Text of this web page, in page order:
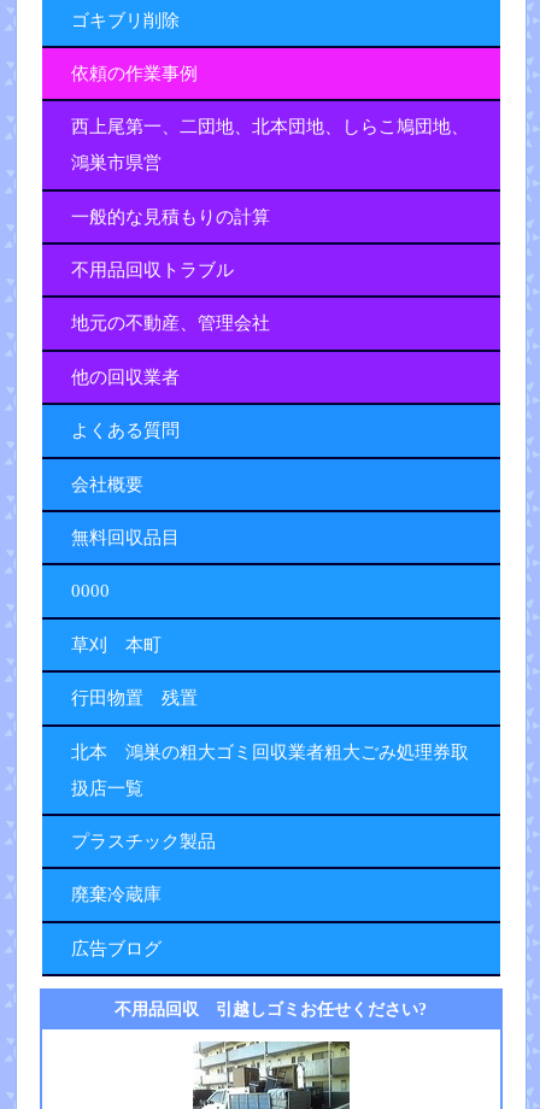
ゴキブリ削除
依頼の作業事例
西上尾第一、二団地、北本団地、しらこ鳩団地、
鴻巣市県営
一般的な見積もりの計算
不用品回収トラブル
地元の不動産、管理会社
他の回収業者
よくある質問
会社概要
無料回収品目
0000
草刈 本町
行田物置 残置
北本 鴻巣の粗大ゴミ回収業者粗大ごみ処理券取
扱店一覧
プラスチック製品
廃棄冷蔵庫
広告ブログ
不用品回収 引越しゴミお任せください?